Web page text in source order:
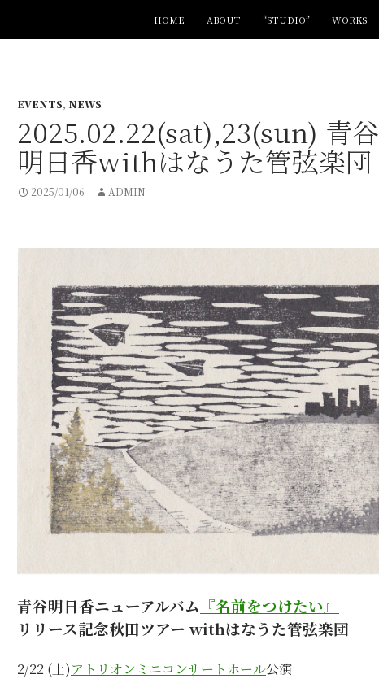
HOME
ABOUT “STUDIO” WORKS
EVENTS, NEWS
2025.02.22(sat),23(sun) 青谷
明日香withはなうた管弦楽団
2025/01/06 ADMIN
青谷明日香ニューアルバム 『名前をつけたい』
リリース記念秋田ツアー withはなうた管弦楽団
2/22 (土)アトリオンミニコンサートホール公演